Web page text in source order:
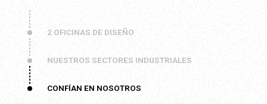
2 OFICINAS DE DISEÑO
NUESTROS SECTORES INDUSTRIALES
CONFÍAN EN NOSOTROS